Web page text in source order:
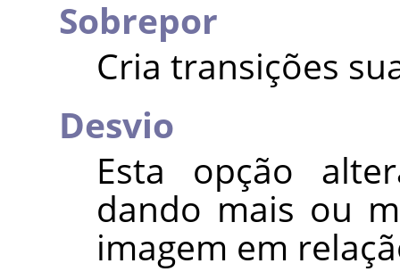
Sobrepor
Cria transições
Desvio
Esta opção
dando mais ou
imagem em